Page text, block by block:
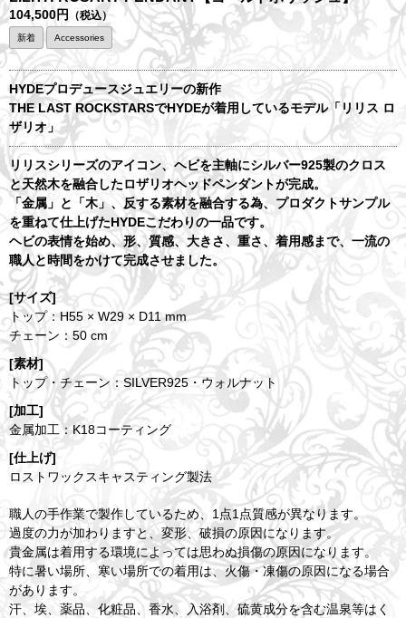
104,500円 （税込）
新着 Accessories
HYDEプロデュースジュエリーの新作
THE LAST ROCKSTARSでHYDEが着用しているモデル「リリス ロ
ザリオ」
リリスシリーズのアイコン、ヘビを主軸にシルバー925製のクロス
と天然木を融合したロザリオヘッドペンダントが完成。
「金属」と「木」、反する素材を融合する為、プロダクトサンプル
を重ねて仕上げたHYDEこだわりの一品です。
ヘビの表情を始め、形、質感、大きさ、重さ、着用感まで、一流の
職人と時間をかけて完成させました。
[サイズ]
トップ：H55 × W29 × D11 mm
チェーン：50 cm
[素材]
トップ・チェーン：SILVER925・ウォルナット
[加工]
金属加工：K18コーティング
[仕上げ]
ロストワックスキャスティング製法
職人の手作業で製作しているため、1点1点質感が異なります。
過度の力が加わりますと、変形、破損の原因になります。
貴金属は着用する環境によっては思わぬ損傷の原因になります。
特に暑い場所、寒い場所での着用は、火傷・凍傷の原因になる場合
があります。
汗、埃、薬品、化粧品、香水、入浴剤、硫黄成分を含む温泉等はく